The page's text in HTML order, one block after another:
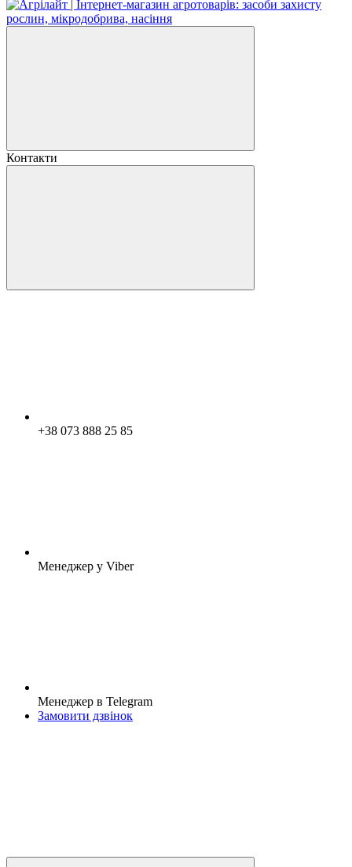
Контакти
+38 073 888 25 85
Менеджер у Viber
Менеджер в Telegram
Замовити дзвінок